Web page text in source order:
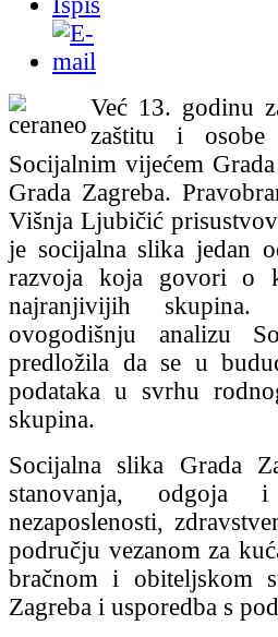
Već 13. godinu
zaštitu i
Socijalnim vijećem
Grada Zagreba.
Višnja Ljubičić
je socijalna slika jedan
razvoja koja govori o
najranjivijih skupina.
ovogodišnju analizu
predložila da se u
podataka u svrhu
skupina.
Socijalna slika Grada
stanovanja, odgoja
nezaposlenosti,
području vezanom za
bračnom i obiteljskom
Zagreba i usporedba s